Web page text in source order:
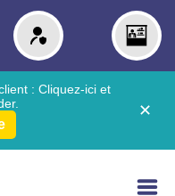
: Cliquez-ici et
✕